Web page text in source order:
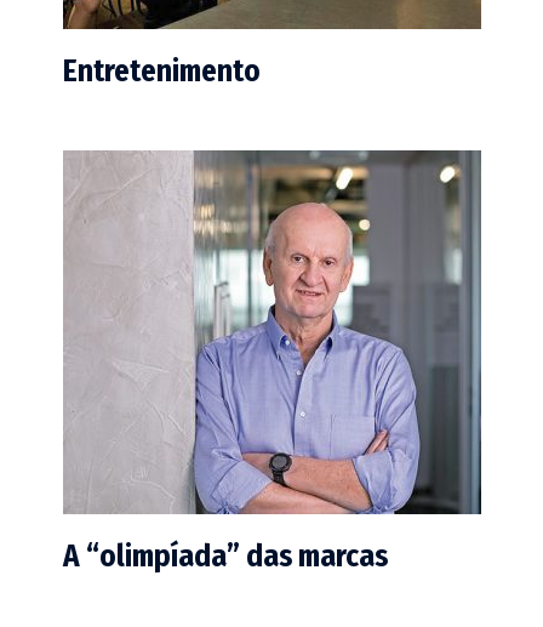
Entretenimento
A “olimpíada” das marcas